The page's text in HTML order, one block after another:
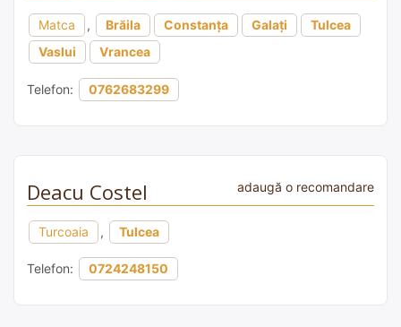
Matca , Brăila Constanța Galați
Tulcea
Vaslui
Vrancea
Telefon: 0762683299
Deacu Costel adaugă o recomandare
Turcoaia , Tulcea
Telefon: 0724248150